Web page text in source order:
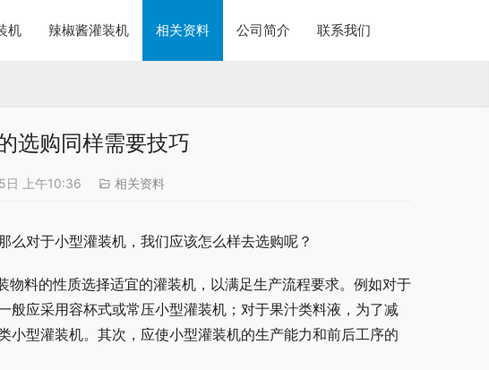
机 辣椒酱灌装机 相关资料 公司简介 联系我们
选购同样需要技巧
日 上午10:36 相关资料
对于小型灌装机，我们应该怎么样去选购呢？
料的性质选择适宜的灌装机，以满足生产流程要求。例如对于
般应采用容杯式或常压小型灌装机；对于果汁类料液，为了减
小型灌装机。其次，应使小型灌装机的生产能力和前后工序的